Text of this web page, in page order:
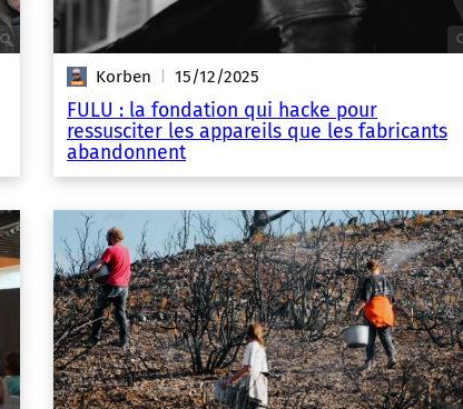
Korben 15/12/2025
FULU : la fondation qui hacke pour
ressusciter les appareils que les fabricants
abandonnent